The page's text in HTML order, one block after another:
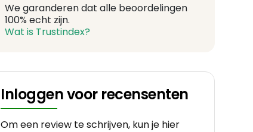
We garanderen dat alle beoordelingen
100% echt zijn.
Wat is Trustindex?
Inloggen voor recensenten
Om een review te schrijven, kun je hier